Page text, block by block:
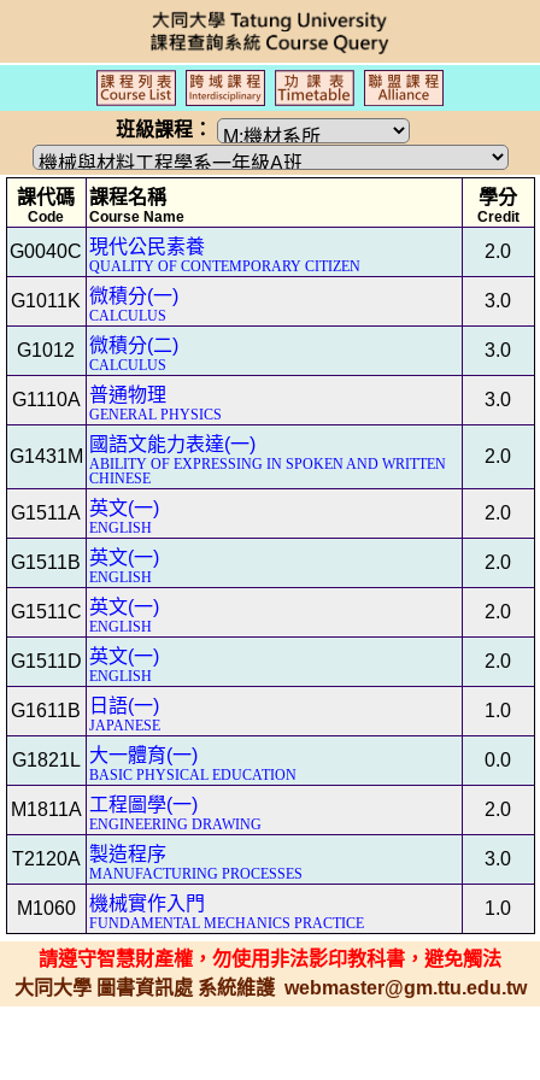
班級課程：
課代碼
Code
課程名稱
Course Name
學分
Credit
G0040C 現代公民素養
QUALITY OF CONTEMPORARY CITIZEN
2.0
G1011K 微積分(一)
CALCULUS
3.0
G1012 微積分(二)
CALCULUS
3.0
G1110A 普通物理
GENERAL PHYSICS
3.0
G1431M
國語文能力表達(一)
ABILITY OF EXPRESSING IN SPOKEN AND WRITTEN
CHINESE
2.0
G1511A 英文(一)
ENGLISH
2.0
G1511B 英文(一)
ENGLISH
2.0
G1511C 英文(一)
ENGLISH
2.0
G1511D 英文(一)
ENGLISH
2.0
G1611B 日語(一)
JAPANESE
1.0
G1821L 大一體育(一)
BASIC PHYSICAL EDUCATION
0.0
M1811A 工程圖學(一)
ENGINEERING DRAWING
2.0
T2120A 製造程序
MANUFACTURING PROCESSES
3.0
M1060 機械實作入門
FUNDAMENTAL MECHANICS PRACTICE
1.0
請遵守智慧財產權，勿使用非法影印教科書，避免觸法
大同大學 圖書資訊處 系統維護 webmaster@gm.ttu.edu.tw